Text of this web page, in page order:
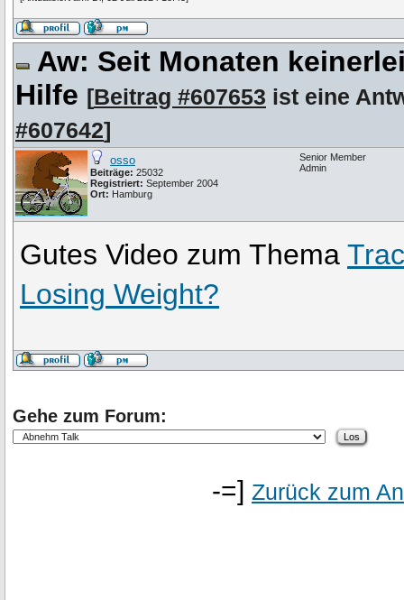
Aw: Seit Monaten
Hilfe [Beitrag #607653 ist eine
#607642]
osso
Beiträge: 25032
Registriert: September 2004
Ort: Hamburg
Senior Member
Admin
Gutes Video zum Thema
Losing Weight?
Gehe zum Forum:
-=] Zurück zum